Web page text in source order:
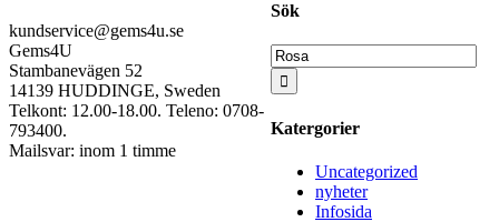
Sök
Sök
efter:
Katergorier
Uncategorized
nyheter
Infosida
kundservice@gems4u.se
Gems4U
Stambanevägen 52
14139 HUDDINGE, Sweden
Telkont: 12.00-18.00. Teleno: 0708-
793400.
Mailsvar: inom 1 timme